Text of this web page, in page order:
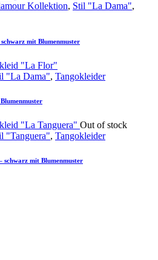
Kollektion, Stil "La Dama",
mit Blumenmuster
"La Dama", Tangokleider
Out of stock
"Tanguera", Tangokleider
schwarz mit Blumenmuster